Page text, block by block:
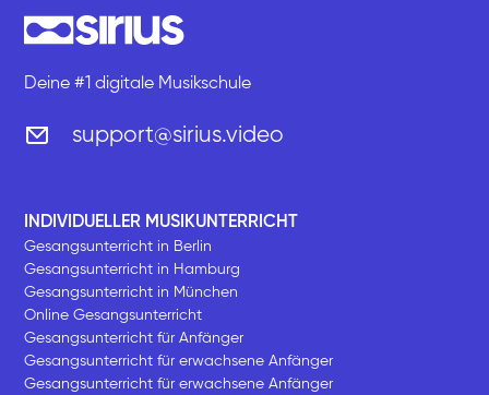
Deine #1 digitale Musikschule
support@sirius.video
INDIVIDUELLER MUSIKUNTERRICHT
Gesangsunterricht in Berlin
Gesangsunterricht in Hamburg
Gesangsunterricht in München
Online Gesangsunterricht
Gesangsunterricht für Anfänger
Gesangsunterricht für erwachsene Anfänger
Gesangsunterricht für erwachsene Anfänger